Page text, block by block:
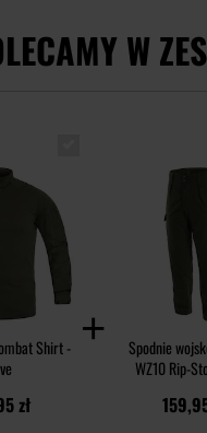
W
Shirt -
zł
Spodnie
WZ10 Rip-